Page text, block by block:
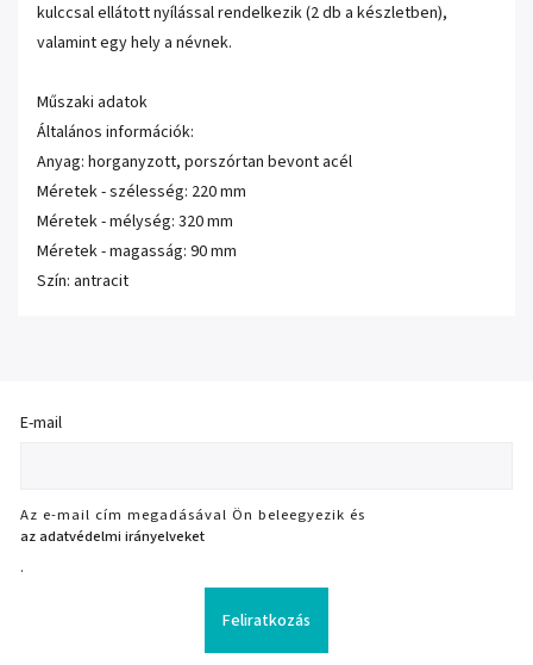
kulccsal ellátott nyílással rendelkezik (2 db a készletben),
valamint egy hely a névnek.
Műszaki adatok
Általános információk:
Anyag: horganyzott, porszórtan bevont acél
Méretek - szélesség: 220 mm
Méretek - mélység: 320 mm
Méretek - magasság: 90 mm
Szín: antracit
E-mail
Az e-mail cím megadásával Ön beleegyezik és
az adatvédelmi irányelveket
.
Feliratkozás